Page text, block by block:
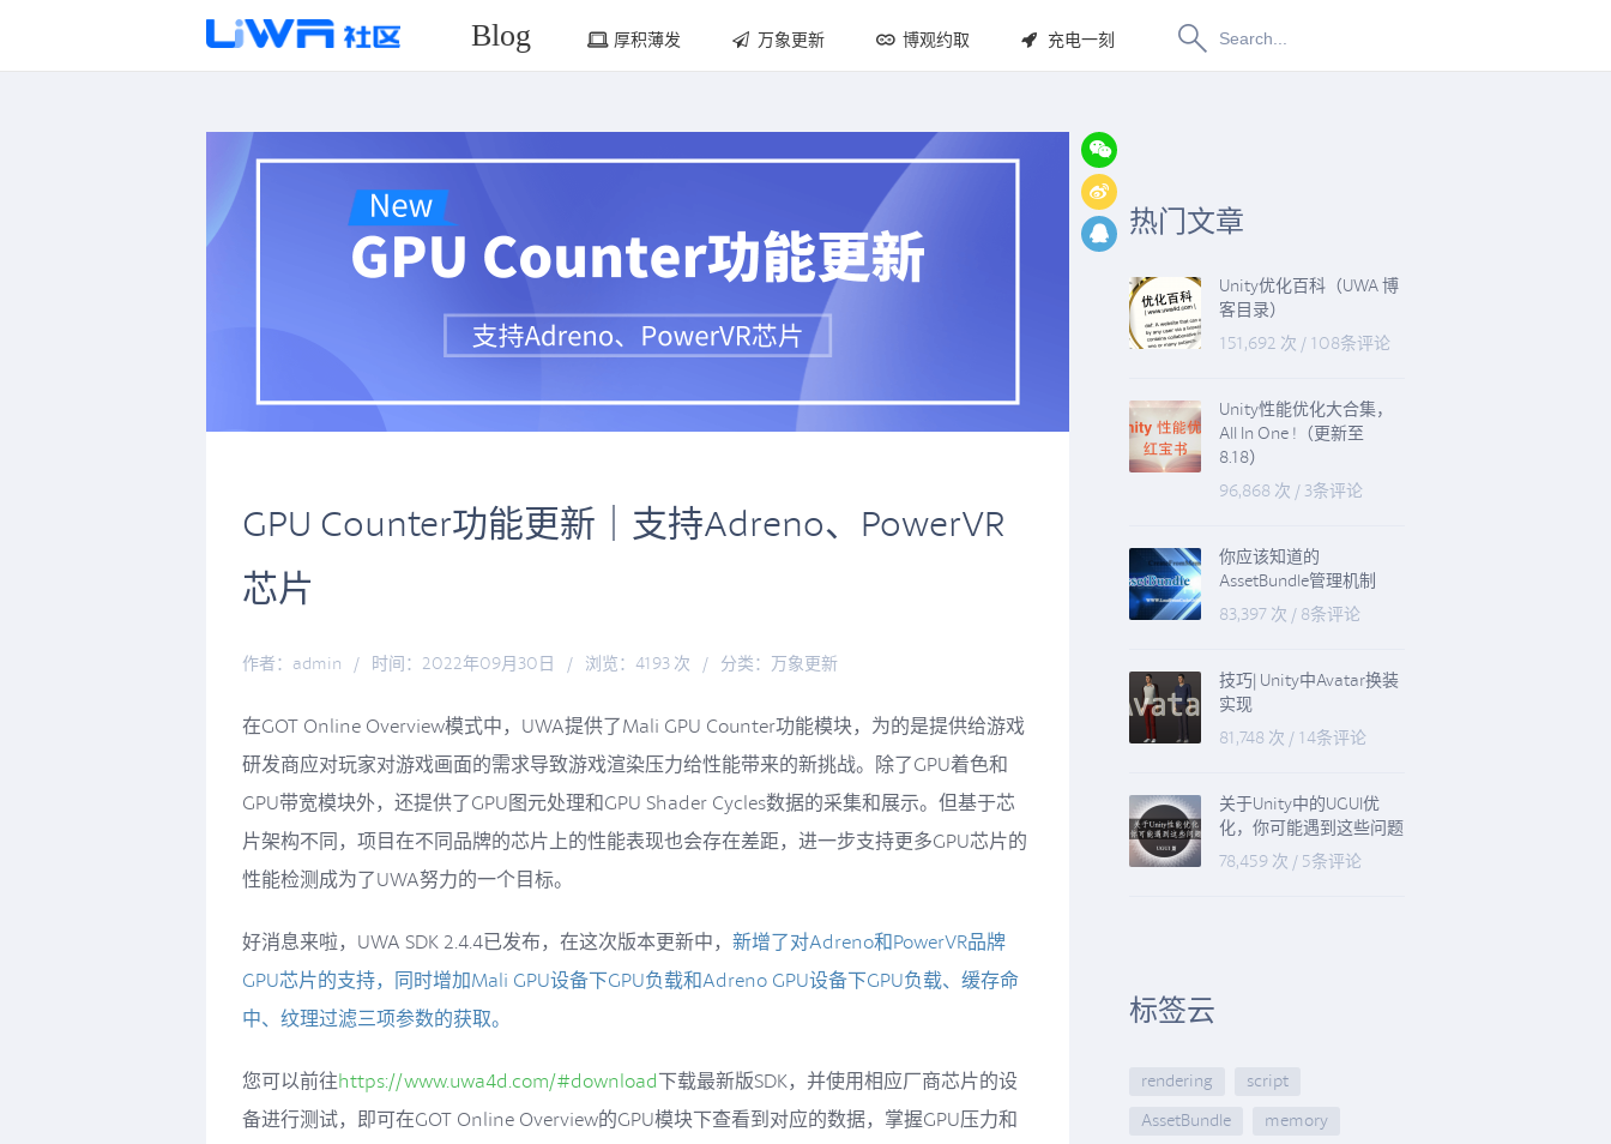
Blog 厚积薄发 万象更新 博观约取 充电一刻 博物纳新
GPU Counter功能更新｜支持Adreno、PowerVR
芯片
作者：admin / 时间：2022年09月30日 / 浏览：4193 次 / 分类： 万象更新
在GOT Online Overview模式中，UWA提供了Mali GPU Counter功能模块，为的是提供给游戏
研发商应对玩家对游戏画面的需求导致游戏渲染压力给性能带来的新挑战。除了GPU着色和
GPU带宽模块外，还提供了GPU图元处理和GPU Shader Cycles数据的采集和展示。但基于芯
片架构不同，项目在不同品牌的芯片上的性能表现也会存在差距，进一步支持更多GPU芯片的
性能检测成为了UWA努力的一个目标。
好消息来啦，UWA SDK 2.4.4已发布，在这次版本更新中， 新增了对Adreno和PowerVR品牌
GPU芯片的支持，同时增加Mali GPU设备下GPU负载和Adreno GPU设备下GPU负载、缓存命
中、纹理过滤三项参数的获取。
您可以前往https://www.uwa4d.com/#download下载最新版SDK，并使用相应厂商芯片的设
备进行测试，即可在GOT Online Overview的GPU模块下查看到对应的数据，掌握GPU压力和
热门文章
Unity优化百科（UWA 博
客目录）
151,692 次 / 108条评论
Unity性能优化大合集，
All In One !（更新至
8.18）
96,868 次 / 3条评论
你应该知道的
AssetBundle管理机制
83,397 次 / 8条评论
技巧| Unity中Avatar换装
实现
81,748 次 / 14条评论
关于Unity中的UGUI优
化，你可能遇到这些问题
78,459 次 / 5条评论
标签云
rendering
script
AssetBundle
memory